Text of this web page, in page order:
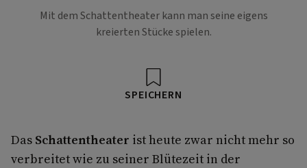
Mit dem Schattentheater kann man seine eigens
kreierten Stücke spielen.
SPEICHERN
Das Schattentheater ist heute zwar nicht mehr so
verbreitet wie zu sei­ner Blütezeit in der